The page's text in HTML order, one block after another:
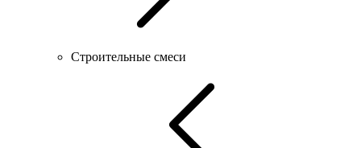
Строительные смеси